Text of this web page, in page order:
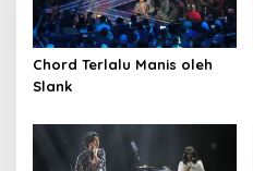
Chord Terlalu Manis oleh
Slank